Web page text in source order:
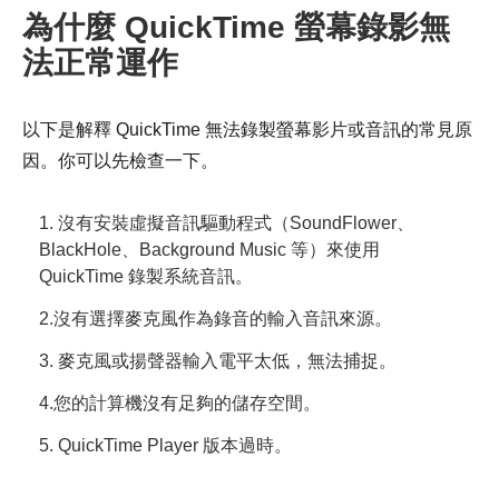
為什麼 QuickTime 螢幕錄影無
法正常運作
以下是解釋 QuickTime 無法錄製螢幕影片或音訊的常見原
因。你可以先檢查一下。
1. 沒有安裝虛擬音訊驅動程式（SoundFlower、
BlackHole、Background Music 等）來使用
QuickTime 錄製系統音訊。
2.沒有選擇麥克風作為錄音的輸入音訊來源。
3. 麥克風或揚聲器輸入電平太低，無法捕捉。
4.您的計算機沒有足夠的儲存空間。
5. QuickTime Player 版本過時。